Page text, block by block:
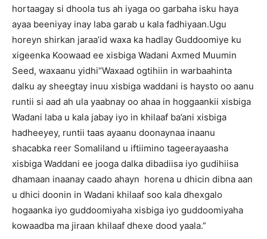
hortaagay si dhoola tus ah iyaga oo garbaha isku haya
ayaa beeniyay inay laba garab u kala fadhiyaan.Ugu
horeyn shirkan jaraa’id waxa ka hadlay Guddoomiye ku
xigeenka Koowaad ee xisbiga Wadani Axmed Muumin
Seed, waxaanu yidhi“Waxaad ogtihiin in warbaahinta
dalku ay sheegtay inuu xisbiga waddani is haysto oo aanu
runtii si aad ah ula yaabnay oo ahaa in hoggaankii xisbiga
Wadani laba u kala jabay iyo in khilaaf ba’ani xisbiga
hadheeyey, runtii taas ayaanu doonaynaa inaanu
shacabka reer Somaliland u iftiimino tageerayaasha
xisbiga Waddani ee jooga dalka dibadiisa iyo gudihiisa
dhamaan inaanay caado ahayn horena u dhicin dibna aan
u dhici doonin in Wadani khilaaf soo kala dhexgalo
hogaanka iyo guddoomiyaha xisbiga iyo guddoomiyaha
kowaadba ma jiraan khilaaf dhexe dood yaala.”